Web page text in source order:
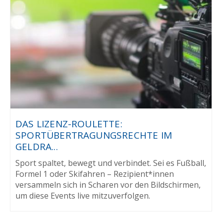
DAS LIZENZ-ROULETTE:
SPORTÜBERTRAGUNGSRECHTE IM
GELDRA...
Sport spaltet, bewegt und verbindet. Sei es Fußball,
Formel 1 oder Skifahren – Rezipient*innen
versammeln sich in Scharen vor den Bildschirmen,
um diese Events live mitzuverfolgen.